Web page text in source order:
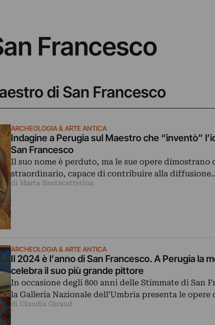
Francesco
di San Francesco
ARCHEOLOGIA & ARTE ANTICA
Indagine a Perugia sul Maestro che “inventò”
San Francesco
Il suo nome è perduto, ma le sue opere
straordinario, capace di contribuire alla
di Marta Santacatterina
ARCHEOLOGIA & ARTE ANTICA
Il 2024 è l’anno di San Francesco. A Perugia la
celebra il suo più grande pittore
In occasione degli 800 anni delle Stimmate di San
la Galleria Nazionale dell’Umbria presenta le opere
di Claudia Giraud